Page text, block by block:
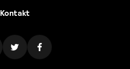
Kontakt